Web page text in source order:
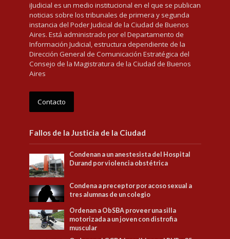
iJudicial es un medio institucional en el que se publican
noticias sobre los tribunales de primera y segunda
instancia del Poder Judicial de la Ciudad de Buenos
Aires. Está administrado por el Departamento de
Información Judicial, estructura dependiente de la
Dirección General de Comunicación Estratégica del
Consejo de la Magistratura de la Ciudad de Buenos
Aires
Contacto
Fallos de la Justicia de la Ciudad
Condenan a un anestesista del Hospital
Durand por violencia obstétrica
Condena a preceptor por acoso sexual a
tres alumnas de un colegio
Ordenan a ObSBA proveer una silla
motorizada a un joven con distrofia
muscular